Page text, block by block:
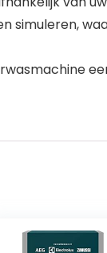
simuleren,